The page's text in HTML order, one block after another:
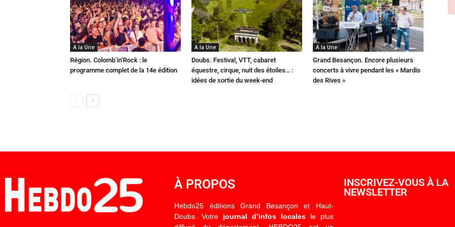
A la Une
Région. Colomb’in’Rock : le
programme complet de la 14e édition
A la Une
Doubs. Festival, VTT, cabaret
équestre, cirque, nuit des étoiles… :
idées de sortie du week-end
A la Une
Grand Besançon. Encore plusieurs
concerts à vivre pendant les « Mardis
des Rives »
À PROPOS
Hebdo25 éditions Grand Besançon et Haut-
Doubs. Votre journal d’infos localesle plus
INSCRIVEZ-VOUS À LA
NEWSLETTER